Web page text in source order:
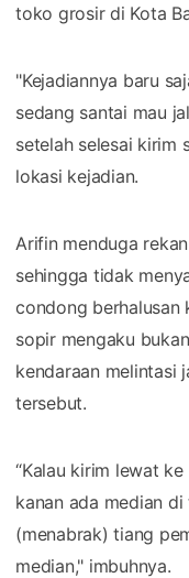
toko grosir di Kota
"Kejadiannya baru
sedang santai mau
setelah selesai kirim
lokasi kejadian.
Arifin menduga
sehingga tidak
condong berhalusan
sopir mengaku
kendaraan melintasi
tersebut.
“Kalau kirim lewat
kanan ada median
(menabrak) tiang
median," imbuhnya.